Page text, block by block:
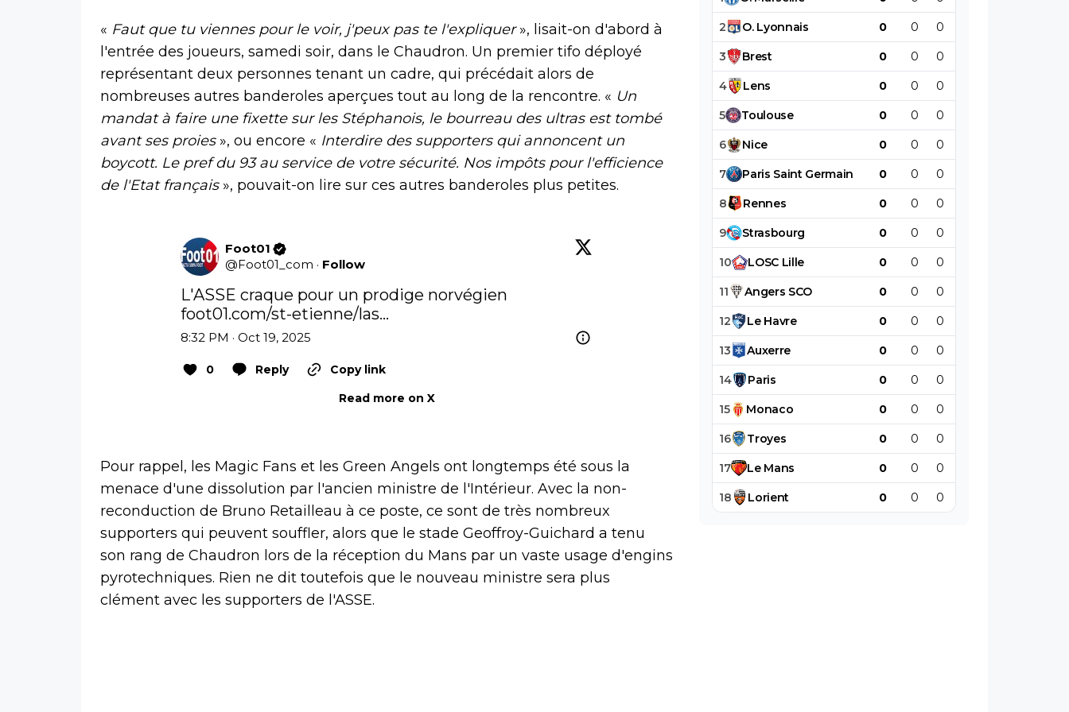
« Faut que tu viennes pour le voir, j'peux pas te l'expliquer», lisait-on d'abord à
l'entrée des joueurs, samedi soir, dans le Chaudron. Un premier tifo déployé
représentant deux personnes tenant un cadre, qui précédait alors de
nombreuses autres banderoles aperçues tout au long de la rencontre. « Un
mandat à faire une fixette sur les Stéphanois, le bourreau des ultras est tombé
avant ses proies», ou encore « Interdire des supporters qui annoncent un
boycott. Le pref du 93 au service de votre sécurité. Nos impôts pour l'efficience
de l'Etat français», pouvait-on lire sur ces autres banderoles plus petites.
Foot01
@Foot01_com · Follow
foot01.com/st-etienne/las…
8:32 PM · Oct 19, 2025
0 Reply
Copy link
Read more on X
Pour rappel, les Magic Fans et les Green Angels ont longtemps été sous la
menace d'une dissolution par l'ancien ministre de l'Intérieur. Avec la non-
reconduction de Bruno Retailleau à ce poste, ce sont de très nombreux
supporters qui peuvent souffler, alors que le stade Geoffroy-Guichard a tenu
son rang de Chaudron lors de la réception du Mans par un vaste usage d'engins
pyrotechniques. Rien ne dit toutefois que le nouveau ministre sera plus
clément avec les supporters de l'ASSE.
2 O. Lyonnais 0 0 0
3 Brest 0 0 0
4 Lens 0 0 0
5 Toulouse 0 0 0
6 Nice 0 0 0
7 Paris Saint Germain 0 0 0
8 Rennes 0 0 0
9 Strasbourg 0 0 0
10 LOSC Lille 0 0 0
11 Angers SCO 0 0 0
12 Le Havre 0 0 0
13 Auxerre 0 0 0
14 Paris 0 0 0
15 Monaco 0 0 0
16 Troyes 0 0 0
17 Le Mans 0 0 0
18 Lorient 0 0 0